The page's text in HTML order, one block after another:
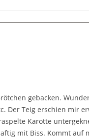
gebacken.
Der Teig erschien mir
Karotte
mit Biss. Kommt auf